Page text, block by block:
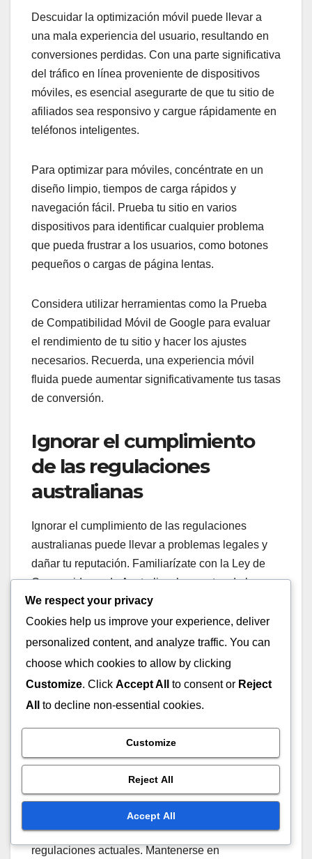
Descuidar la optimización móvil puede llevar a
una mala experiencia del usuario, resultando en
conversiones perdidas. Con una parte significativa
del tráfico en línea proveniente de dispositivos
móviles, es esencial asegurarte de que tu sitio de
afiliados sea responsivo y cargue rápidamente en
teléfonos inteligentes.
Para optimizar para móviles, concéntrate en un
diseño limpio, tiempos de carga rápidos y
navegación fácil. Prueba tu sitio en varios
dispositivos para identificar cualquier problema
que pueda frustrar a los usuarios, como botones
pequeños o cargas de página lentas.
Considera utilizar herramientas como la Prueba
de Compatibilidad Móvil de Google para evaluar
el rendimiento de tu sitio y hacer los ajustes
necesarios. Recuerda, una experiencia móvil
fluida puede aumentar significativamente tus tasas
de conversión.
Ignorar el cumplimiento
de las regulaciones
australianas
Ignorar el cumplimiento de las regulaciones
australianas puede llevar a problemas legales y
dañar tu reputación. Familiarízate con la Ley de
Consumidores de Australia y las pautas de la
Comisión Australiana de Competencia y
Consumidores (ACCC) para asegurarte de que
tus prácticas de marketing sean éticas y legales.
Los aspectos clave de cumplimiento incluyen
Revisa regularmente tus estrategias de marketing
para asegurarte de que se alineen con las
regulaciones actuales. Mantenerse en
We respect your privacy
Cookies help us improve your experience, deliver
personalized content, and analyze traffic. You can
choose which cookies to allow by clicking
Customize. Click Accept All to consent or Reject
All
to decline non-essential cookies.
Customize
Reject All
Accept All